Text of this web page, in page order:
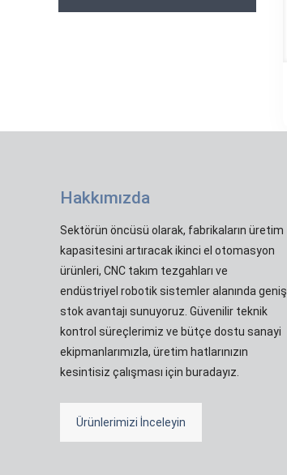
Hakkımızda
Sektörün öncüsü olarak, fabrikaların üretim
kapasitesini artıracak ikinci el otomasyon
ürünleri, CNC takım tezgahları ve
endüstriyel robotik sistemler alanında geniş
stok avantajı sunuyoruz. Güvenilir teknik
kontrol süreçlerimiz ve bütçe dostu sanayi
ekipmanlarımızla, üretim hatlarınızın
kesintisiz çalışması için buradayız.
Ürünlerimizi İnceleyin